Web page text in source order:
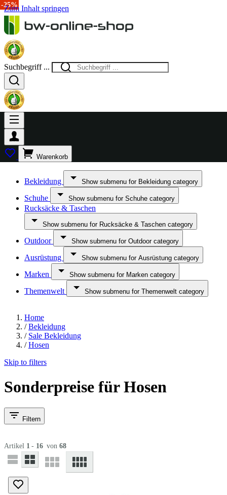
Zum Inhalt springen
Suchbegriff ...
Warenkorb
Bekleidung Show submenu for Bekleidung category
Schuhe Show submenu for Schuhe category
Rucksäcke & Taschen
Show submenu for Rucksäcke & Taschen category
Outdoor Show submenu for Outdoor category
Ausrüstung Show submenu for Ausrüstung category
Marken Show submenu for Marken category
Themenwelt Show submenu for Themenwelt category
Home
/ Bekleidung
/ Sale Bekleidung
/ Hosen
Skip to filters
Sonderpreise für Hosen
Filtern
Artikel 1 - 16 von 68
-20%
-20%
-7%
-42%
-26%
-10%
-10%
-35%
-19%
-15%
-10%
-20%
-25%
-15%
-25%